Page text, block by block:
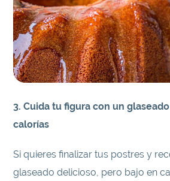
3. Cuida tu figura con un
calorías
Si quieres finalizar tus postres y
glaseado delicioso, pero bajo en